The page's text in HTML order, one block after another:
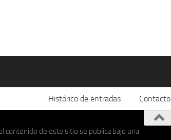
Histórico de entradas Contacto
contenido de este sitio se publica bajo una